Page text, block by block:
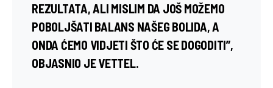
REZULTATA, ALI MISLIM DA JOŠ MOŽEMO
POBOLJŠATI BALANS NAŠEG BOLIDA, A
ONDA ĆEMO VIDJETI ŠTO ĆE SE DOGODITI”,
OBJASNIO JE VETTEL.